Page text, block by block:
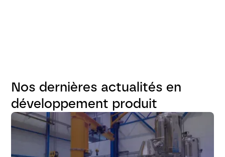
Nos dernières actualités en
développement produit